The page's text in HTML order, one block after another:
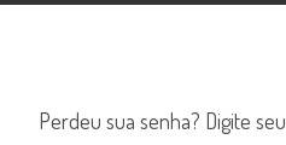
Perdeu sua senha? Digite